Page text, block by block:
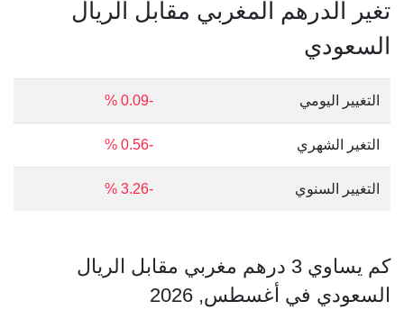
تغير الدرهم المغربي مقابل الريال
السعودي
التغيير اليومي -0.09 %
التغير الشهري -0.56 %
التغيير السنوي -3.26 %
كم يساوي 3 درهم مغربي مقابل الريال
السعودي في أغسطس, 2026